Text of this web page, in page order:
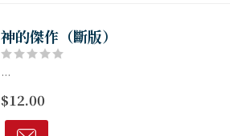
神的傑作（斷版）
...
$12.00